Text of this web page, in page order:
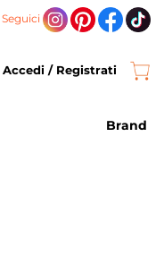
Seguici
Accedi / Registrati
Brand